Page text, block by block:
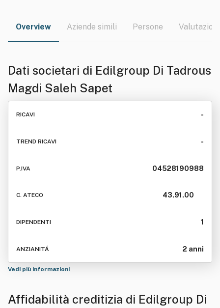
Overview Aziende simili Persone Valutazioni
Dati societari di Edilgroup Di Tadrous
Magdi Saleh Sapet
RICAVI -
TREND RICAVI -
P.IVA 04528190988
C. ATECO 43.91.00
DIPENDENTI 1
ANZIANITÁ 2 anni
Vedi più informazioni
Affidabilità creditizia di Edilgroup Di